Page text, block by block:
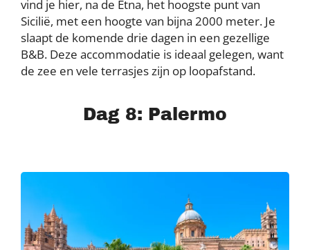
vind je hier, na de Etna, het hoogste punt van
Sicilië, met een hoogte van bijna 2000 meter. Je
slaapt de komende drie dagen in een gezellige
B&B. Deze accommodatie is ideaal gelegen, want
de zee en vele terrasjes zijn op loopafstand.
Dag 8: Palermo